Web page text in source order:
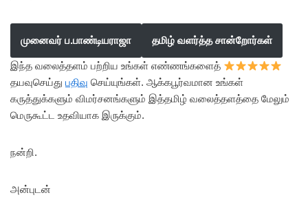
முனைவர் ப.பாண்டியராஜா தமிழ் வளர்த்த சான்றோர்கள்
இந்த வலைத்தளம் பற்றிய உங்கள் எண்ணங்களைத்
தயவுசெய்து பதிவு செய்யுங்கள். ஆக்கபூர்வமான உங்கள்
கருத்துக்களும் விமர்சனங்களும் இத்தமிழ் வலைத்தளத்தை மேலும்
மெருகூட்ட உதவியாக இருக்கும்.
நன்றி.
அன்புடன்